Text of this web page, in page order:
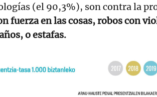
(el 90,3%), son contra la
fuerza en las cosas, robos con
o estafas.